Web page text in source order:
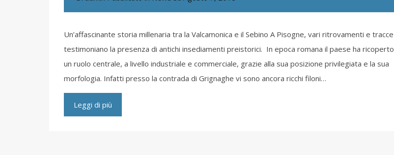
Un’affascinante storia millenaria tra la Valcamonica e il Sebino A Pisogne, vari ritrovamenti e tracce
testimoniano la presenza di antichi insediamenti preistorici. In epoca romana il paese ha ricoperto
un ruolo centrale, a livello industriale e commerciale, grazie alla sua posizione privilegiata e la sua
morfologia. Infatti presso la contrada di Grignaghe vi sono ancora ricchi filoni…
Leggi di più